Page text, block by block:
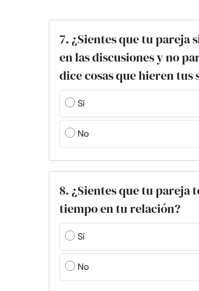
7. ¿Sientes que tu
en las discusiones y no
dice cosas que hieren
Sí
No
8. ¿Sientes que tu pareja
tiempo en tu relación?
Sí
No